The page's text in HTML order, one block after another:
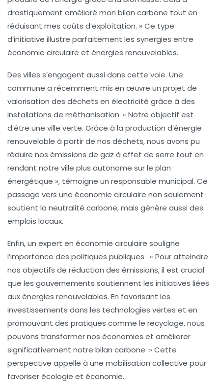
drastiquement amélioré mon bilan carbone tout en
réduisant mes coûts d’exploitation. » Ce type
d’initiative illustre parfaitement les synergies entre
économie circulaire et énergies renouvelables.
Des villes s’engagent aussi dans cette voie. Une
commune a récemment mis en œuvre un projet de
valorisation des déchets en électricité grâce à des
installations de méthanisation. « Notre objectif est
d’être une ville verte. Grâce à la production d’énergie
renouvelable à partir de nos déchets, nous avons pu
réduire nos émissions de gaz à effet de serre tout en
rendant notre ville plus autonome sur le plan
énergétique », témoigne un responsable municipal. Ce
passage vers une économie circulaire non seulement
soutient la neutralité carbone, mais génère aussi des
emplois locaux.
Enfin, un expert en économie circulaire souligne
l’importance des politiques publiques : « Pour atteindre
nos objectifs de réduction des émissions, il est crucial
que les gouvernements soutiennent les initiatives liées
auxénergies renouvelables. En favorisant les
investissements dans les technologies vertes et en
promouvant des pratiques comme le recyclage, nous
pouvons transformer nos économies et améliorer
significativement notre bilan carbone. » Cette
perspective appelle à une mobilisation collective pour
favoriser écologie et économie.